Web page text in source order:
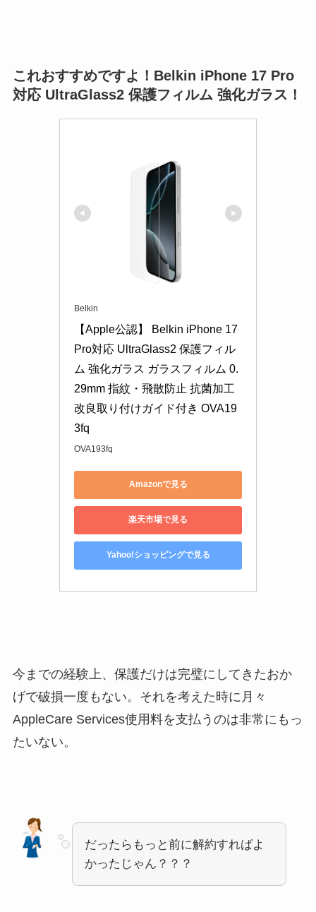
これおすすめですよ！Belkin iPhone 17 Pro
対応 UltraGlass2 保護フィルム 強化ガラス！
Belkin
【Apple公認】 Belkin iPhone 17
Pro対応 UltraGlass2 保護フィル
ム 強化ガラス ガラスフィルム 0.
29mm 指紋・飛散防止 抗菌加工
改良取り付けガイド付き OVA19
3fq
OVA193fq
Amazonで見る
楽天市場で見る
Yahoo!ショッピングで見る
今までの経験上、保護だけは完璧にしてきたおか
げで破損一度もない。それを考えた時に月々
AppleCare Services使用料を支払うのは非常にもっ
たいない。
だったらもっと前に解約すればよ
かったじゃん？？？